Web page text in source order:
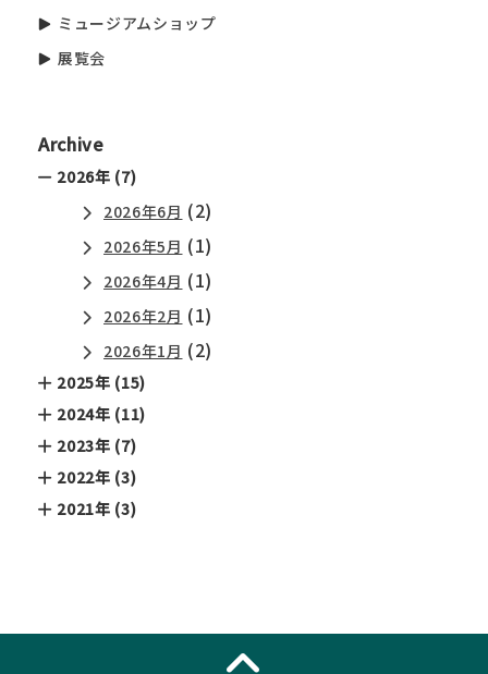
ミュージアムショップ
展覧会
Archive
2026年 (7)
2026年6月 (2)
2026年5月 (1)
2026年4月 (1)
2026年2月 (1)
2026年1月 (2)
2025年 (15)
2024年 (11)
2023年 (7)
2022年 (3)
2021年 (3)